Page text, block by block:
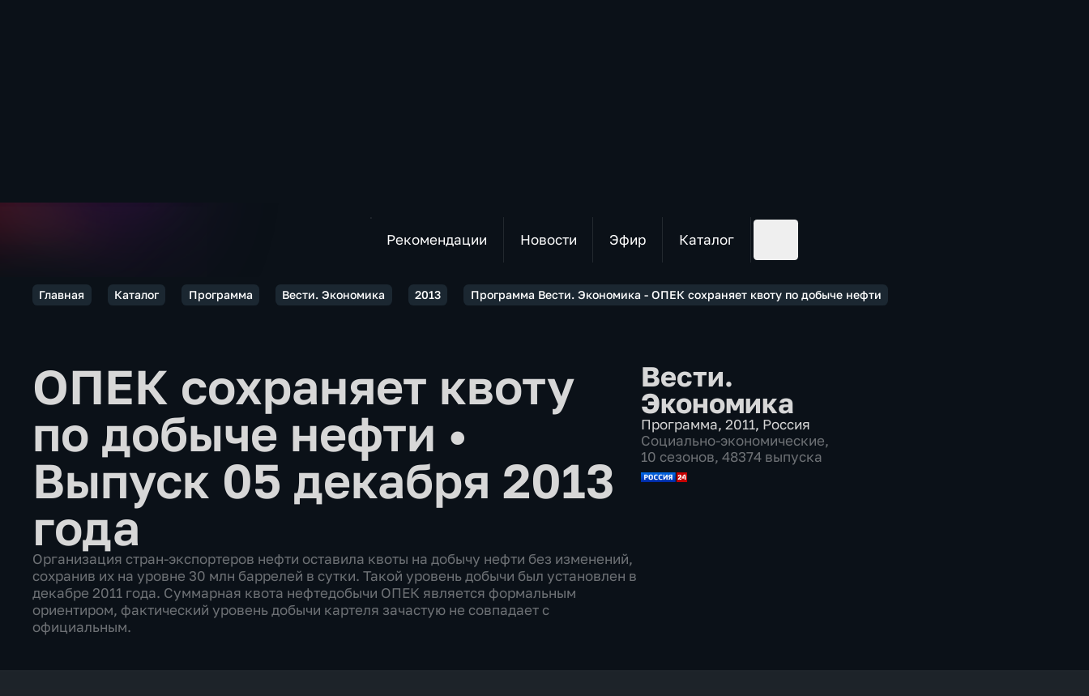
Рекомендации Новости Эфир Каталог
Главная Каталог Программа Вести. Экономика 2013 Программа Вести. Экономика - ОПЕК сохраняет квоту по добыче нефти
ОПЕК сохраняет квоту
по добыче нефти •
Выпуск 05 декабря 2013
года
Организация стран-экспортеров нефти оставила квоты на добычу нефти без изменений,
сохранив их на уровне 30 млн баррелей в сутки. Такой уровень добычи был установлен в
декабре 2011 года. Суммарная квота нефтедобычи ОПЕК является формальным
ориентиром, фактический уровень добычи картеля зачастую не совпадает с
официальным.
Вести.
Экономика
Программа, 2011, Россия
Социально-экономические,
10 сезонов, 48374 выпуска